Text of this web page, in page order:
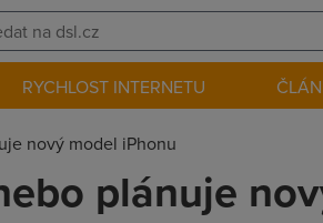
RYCHLOST INTERNETU
nový model iPhonu
plánuje